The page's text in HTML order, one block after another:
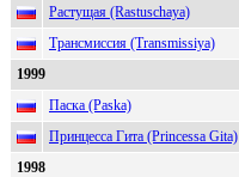
Растущая (Rastuschaya)
Трансмиссия (Transmissiya)
1999
Паска (Paska)
Принцесса Гита (Princessa Gita)
1998